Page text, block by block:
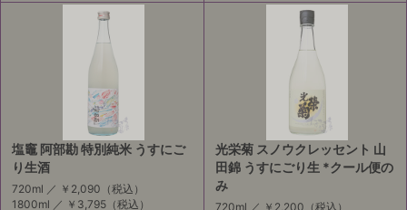
塩竈 阿部勘 特別純米 うすにご
り生酒
720ml ／ ￥2,090 （税込）
1800ml ／ ￥3,795 （税込）
光栄菊 スノウクレッセント 山
田錦 うすにごり生 *クール便の
み
720ml ／ ￥2,200 （税込）